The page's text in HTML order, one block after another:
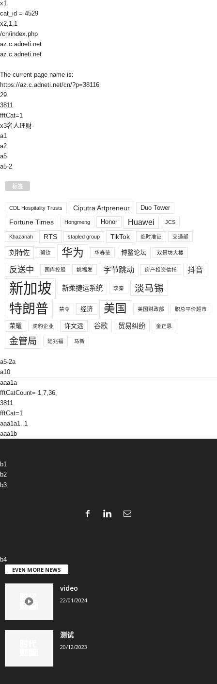
x1
cat_id = 4529
x2,1,1
/cn/index.php
az.c.adneti.net
az.c.adneti.net
The current page name is:
https://az.c.adneti.net/cn/?p=38116
29
3811
fftCat=1
x3名人理财-
a1
a2
a5
a5-2
标签
CDL Hospitality Trusts Ciputra Artpreneur Duo Tower
Fortune Times Hongmeng Honor Huawei JCS
Khazanah RTS stapled group TikTok 临时准证 交通部
刘特佐 努钦 华为 华春莹 博鳌论坛 双景坊大楼
反送中 国库控股 姚福发 字节跳动 房产投资信托 抖音
新加坡 新柔捷运系统 李秦 淡马锡
特朗普 禁令 经济 美国 美国财政部 职总平价超市
荣耀 虎豹企业 许文远 谷歌 贸易纠纷 金正恩
金管局 陆兆福 马新
a5-2a
a10
aaa1a
fftCatCount= 1,7,36,
3811
fftCat=1
aaa1a1..1
aaa1b
b1
b2
b3
b4
EVEN MORE NEWS
video
22/01/2024
测试
20/12/2023